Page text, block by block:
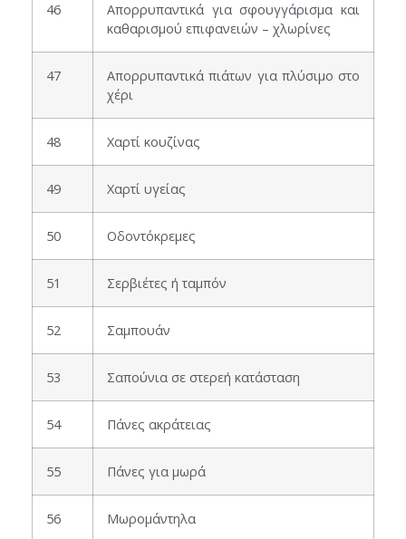
46
Απορρυπαντικά για σφουγγάρισμα και
καθαρισμού επιφανειών – χλωρίνες
47
Απορρυπαντικά πιάτων για πλύσιμο στο
χέρι
48 Χαρτί κουζίνας
49 Χαρτί υγείας
50 Οδοντόκρεμες
51 Σερβιέτες ή ταμπόν
52 Σαμπουάν
53 Σαπούνια σε στερεή κατάσταση
54 Πάνες ακράτειας
55 Πάνες για μωρά
56 Μωρομάντηλα